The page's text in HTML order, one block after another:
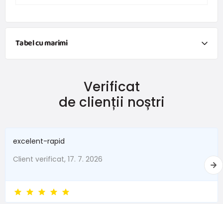
Tabel cu marimi
Comandați această mărime - este mărimea potrivită
(calculul este, de asemenea, cu exces)
Cum se procedează la măsurare:
Măsurați piciorul copilului dvs. pe un tampon de hârtie
Verificat
de clienții noștri
excelent-rapid
Client verificat, 17. 7. 2026